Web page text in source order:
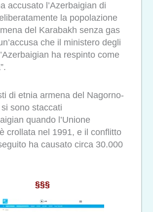
accusato l’Azerbaigian di
la popolazione
del Karabakh senza gas
che il ministero degli
ha respinto come
di etnia armena del Nagorno-
sono staccati
quando l’Unione
crollata nel 1991, e il conflitto
ha causato circa 30.000
§§§